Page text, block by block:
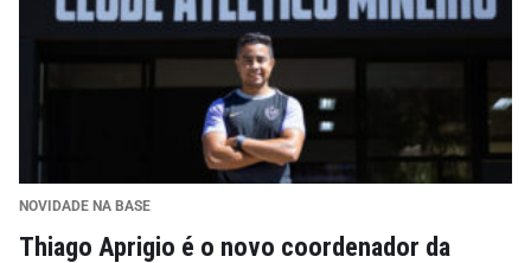
NOVIDADE NA BASE
Thiago Aprigio é o novo coordenador da